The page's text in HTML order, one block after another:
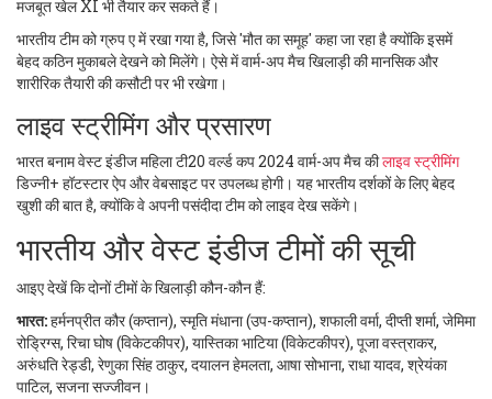
मजबूत खेल XI भी तैयार कर सकते हैं।
भारतीय टीम को ग्रुप ए में रखा गया है, जिसे 'मौत का समूह' कहा जा रहा है क्योंकि इसमें
बेहद कठिन मुकाबले देखने को मिलेंगे। ऐसे में वार्म-अप मैच खिलाड़ी की मानसिक और
शारीरिक तैयारी की कसौटी पर भी रखेगा।
लाइव स्ट्रीमिंग और प्रसारण
भारत बनाम वेस्ट इंडीज महिला टी20 वर्ल्ड कप 2024 वार्म-अप मैच कीलाइव स्ट्रीमिंग
डिज्नी+ हॉटस्टार ऐप और वेबसाइट पर उपलब्ध होगी। यह भारतीय दर्शकों के लिए बेहद
खुशी की बात है, क्योंकि वे अपनी पसंदीदा टीम को लाइव देख सकेंगे।
भारतीय और वेस्ट इंडीज टीमों की सूची
आइए देखें कि दोनों टीमों के खिलाड़ी कौन-कौन हैं:
भारत:हर्मनप्रीत कौर (कप्तान), स्मृति मंधाना (उप-कप्तान), शफाली वर्मा, दीप्ती शर्मा, जेमिमा
रोड्रिग्स, रिचा घोष (विकेटकीपर), यास्तिका भाटिया (विकेटकीपर), पूजा वस्त्राकर,
अरुंधति रेड्डी, रेणुका सिंह ठाकुर, दयालन हेमलता, आषा सोभाना, राधा यादव, श्रेयंका
पाटिल, सजना सज्जीवन।